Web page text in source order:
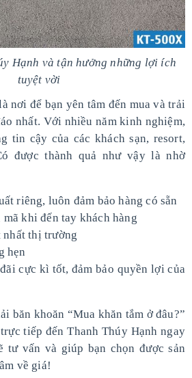
Hạnh và tận hưởng những lợi ích
tuyệt vời
nơi để bạn yên tâm đến mua và trải
nhất. Với nhiều năm kinh nghiệm,
tin cậy của các khách sạn, resort,
được thành quả như vậy là nhờ
riêng, luôn đảm bảo hàng có sẵn
mã khi đến tay khách hàng
nhất thị trường
hẹn
cực kì tốt, đảm bảo quyền lợi của
băn khoăn “Mua khăn tắm ở đâu?”
tiếp đến Thanh Thúy Hạnh ngay
tư vấn và giúp bạn chọn được sản
về giá!